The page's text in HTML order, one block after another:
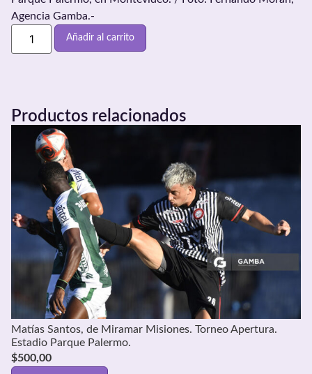
Agencia Gamba.-
Añadir al carrito
Productos relacionados
Matías Santos, de Miramar Misiones. Torneo Apertura.
Estadio Parque Palermo.
$500,00